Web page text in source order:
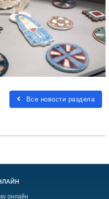
Все новости раздела
онлайн